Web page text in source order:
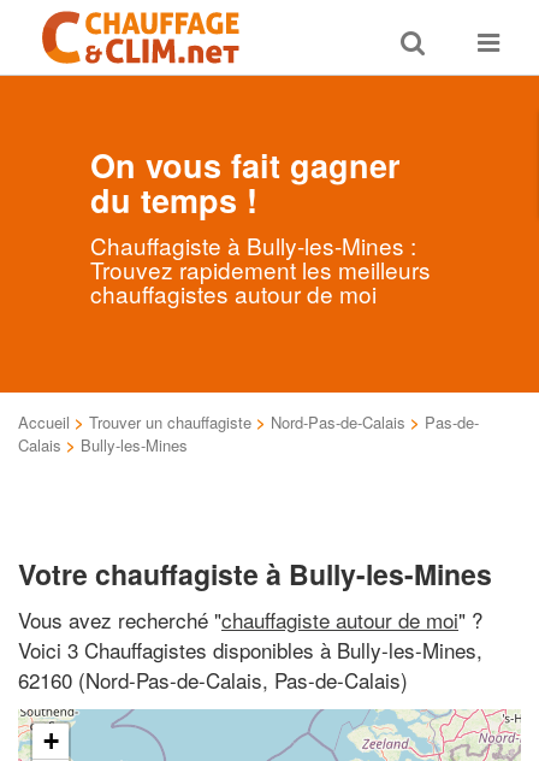
Toggle
search
Toggle
On vous fait gagner
du temps !
Chauffagiste à Bully-les-Mines :
Trouvez rapidement les meilleurs
chauffagistes autour de moi
Accueil > Trouver un chauffagiste > Nord-Pas-de-Calais > Pas-de-
Calais > Bully-les-Mines
Votre chauffagiste à Bully-les-Mines
Vous avez recherché "chauffagiste autour de moi" ?
Voici 3 Chauffagistes disponibles à Bully-les-Mines,
62160 (Nord-Pas-de-Calais, Pas-de-Calais)
+